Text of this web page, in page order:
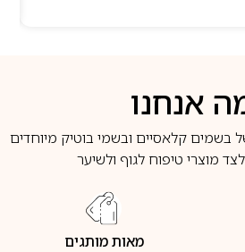
אנחנו
בשמים קלאסיים ובשמי בוטיק מיוחדים
מוצרי טיפוח לגוף ולשיער
מאות מותגים